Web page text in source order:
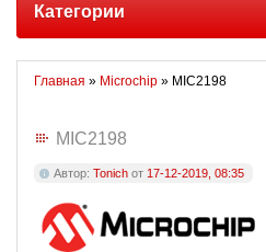
Категории
Главная » Microchip » MIC2198
MIC2198
Автор: Tonich от 17-12-2019, 08:35